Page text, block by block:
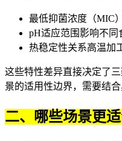
最低抑菌浓度（MIC
pH适应范围影响不同
热稳定性关系高温加
这些特性差异直接决定了
景的适用性边界，需要结合
二、哪些场景更